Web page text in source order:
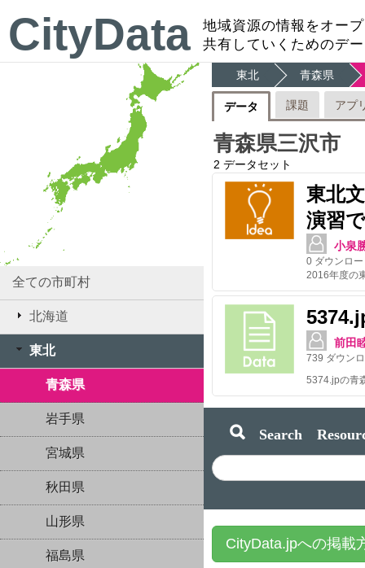
CityData
地域資源の情報をオー
共有していくためのデ
全ての市町村
北海道
東北
青森県
岩手県
宮城県
秋田県
山形県
福島県
東北 青森県
データ 課題 アプ
青森県三沢市
2 データセット
東北
演習
小泉
0 ダウンロ
前田
739 ダウン
5374.jpの青
Search
CityData.jpへの掲載